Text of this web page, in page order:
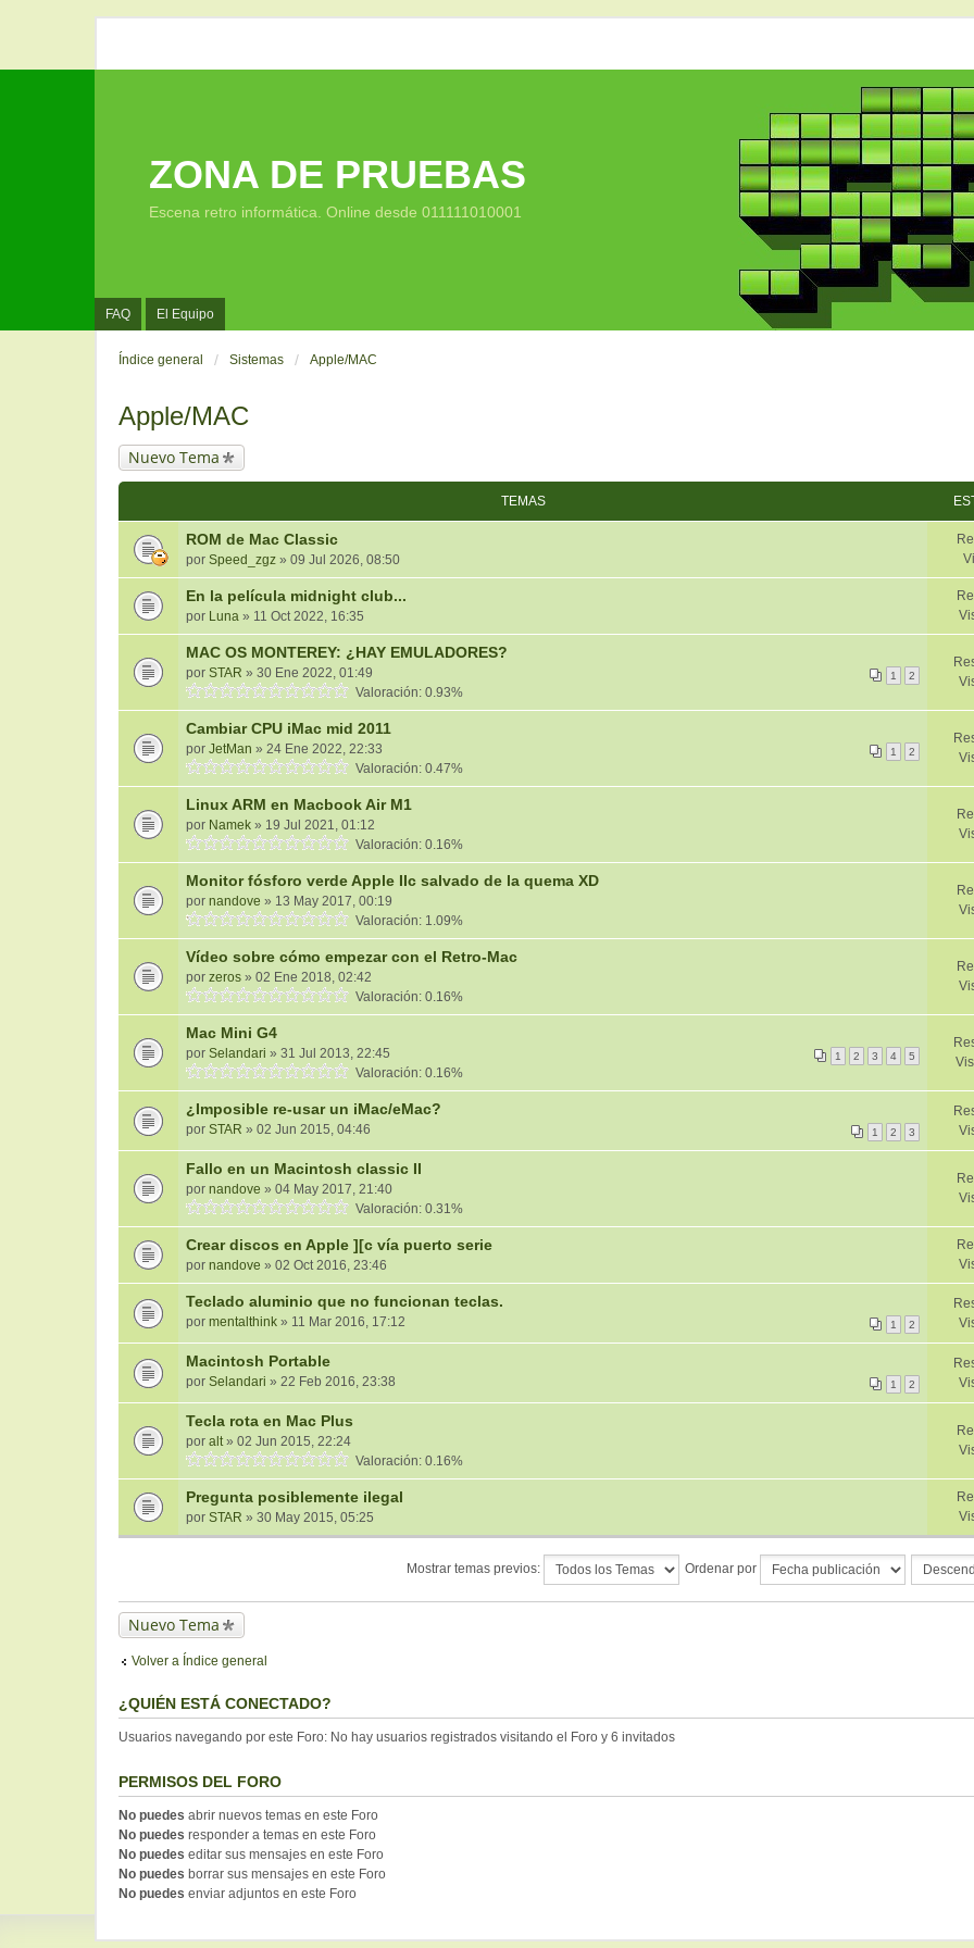
FAQ El Equipo
ZONA DE PRUEBAS
Escena retro informática. Online desde 011111010001
Índice general Sistemas Apple/MAC
Apple/MAC
Nuevo Tema
TEMAS
ROM de Mac Classic
por Speed_zgz » 09 Jul 2026, 08:50
En la película midnight club...
por Luna » 11 Oct 2022, 16:35
MAC OS MONTEREY: ¿HAY EMULADORES?
1 2
por STAR » 30 Ene 2022, 01:49
Valoración: 0.93%
Cambiar CPU iMac mid 2011
1 2
por JetMan » 24 Ene 2022, 22:33
Valoración: 0.47%
Linux ARM en Macbook Air M1
por Namek » 19 Jul 2021, 01:12
Valoración: 0.16%
Monitor fósforo verde Apple IIc salvado de la quema XD
por nandove » 13 May 2017, 00:19
Valoración: 1.09%
Vídeo sobre cómo empezar con el Retro-Mac
por zeros » 02 Ene 2018, 02:42
Valoración: 0.16%
Mac Mini G4
1 2 3 4 5
por Selandari » 31 Jul 2013, 22:45
Valoración: 0.16%
¿Imposible re-usar un iMac/eMac?
1 2 3
por STAR » 02 Jun 2015, 04:46
Fallo en un Macintosh classic II
por nandove » 04 May 2017, 21:40
Valoración: 0.31%
Crear discos en Apple ][c vía puerto serie
por nandove » 02 Oct 2016, 23:46
Teclado aluminio que no funcionan teclas.
1 2
por mentalthink » 11 Mar 2016, 17:12
Macintosh Portable
1 2
por Selandari » 22 Feb 2016, 23:38
Tecla rota en Mac Plus
por alt» 02 Jun 2015, 22:24
Valoración: 0.16%
Pregunta posiblemente ilegal
por STAR » 30 May 2015, 05:25
Mostrar temas previos: Ordenar por
Nuevo Tema
Volver a Índice general
¿QUIÉN ESTÁ CONECTADO?
Usuarios navegando por este Foro: No hay usuarios registrados visitando el Foro y 6 invitados
PERMISOS DEL FORO
No puedes abrir nuevos temas en este Foro
No puedes responder a temas en este Foro
No puedes editar sus mensajes en este Foro
No puedes borrar sus mensajes en este Foro
No puedes enviar adjuntos en este Foro